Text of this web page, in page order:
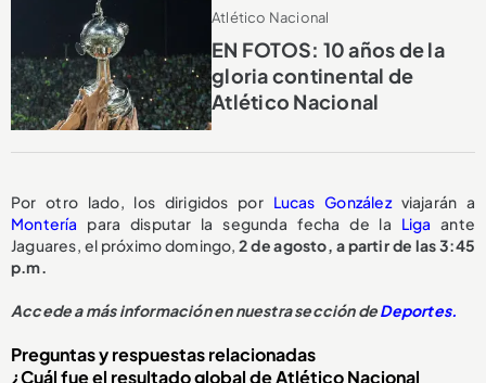
Atlético Nacional
EN FOTOS: 10 años de la
gloria continental de
Atlético Nacional
Por otro lado, los dirigidos por Lucas González viajarán a
Montería para disputar la segunda fecha de la Liga ante
Jaguares, el próximo domingo, 2 de agosto, a partir de las 3:45
p.m.
Accede a más información en nuestra sección deDeportes.
Preguntas y respuestas relacionadas
¿Cuál fue el resultado global de Atlético Nacional